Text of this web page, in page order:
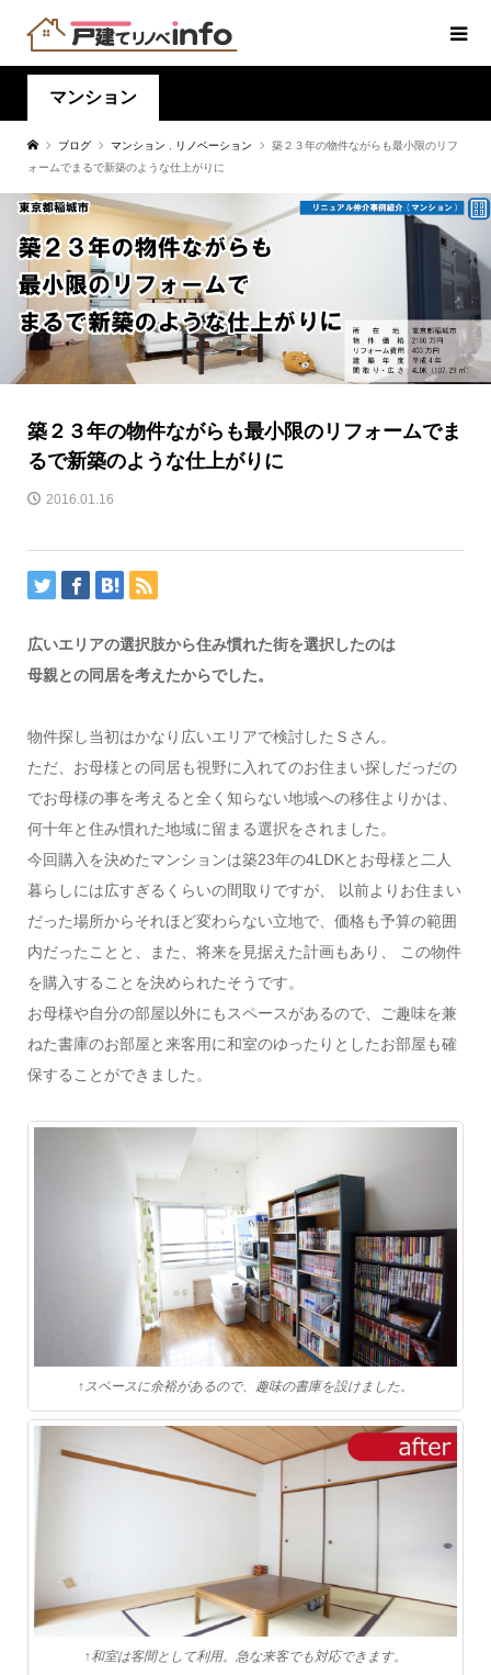
マンション
ブログ マンション リノベーション
築２３年の物件ながらも最小限のリフ
ォームでまるで新築のような仕上がりに
築２３年の物件ながらも最小限のリフォームでま
るで新築のような仕上がりに
2016.01.16
広いエリアの選択肢から住み慣れた街を選択したのは
母親との同居を考えたからでした。
物件探し当初はかなり広いエリアで検討したＳさん。
ただ、お母様との同居も視野に入れてのお住まい探しだっだの
でお母様の事を考えると全く知らない地域への移住よりかは、
何十年と住み慣れた地域に留まる選択をされました。
今回購入を決めたマンションは築23年の4LDKとお母様と二人
暮らしには広すぎるくらいの間取りですが、 以前よりお住まい
だった場所からそれほど変わらない立地で、価格も予算の範囲
内だったことと、また、将来を見据えた計画もあり、 この物件
を購入することを決められたそうです。
お母様や自分の部屋以外にもスペースがあるので、ご趣味を兼
ねた書庫のお部屋と来客用に和室のゆったりとしたお部屋も確
保することができました。
↑スペースに余裕があるので、趣味の書庫を設けました。
↑和室は客間として利用。急な来客でも対応できます。